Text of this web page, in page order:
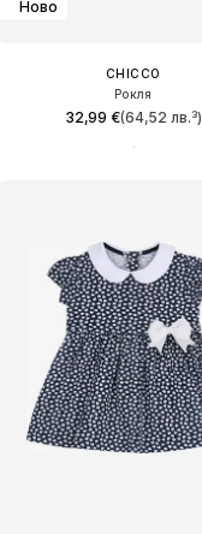
Ново
CHICCO
Рокля
32,99 €(64,52 лв.³)